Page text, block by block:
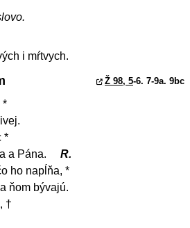
i mŕtvych.
Ž 98, 5-6. 7-9a. 9bc
*
*
a Pána.
R.
ho napĺňa, *
ňom bývajú.
†